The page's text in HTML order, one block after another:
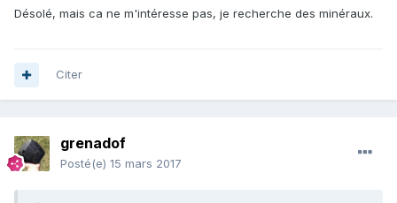
Désolé, mais ca ne m'intéresse pas, je recherche des minéraux.
Citer
grenadof
Posté(e) 15 mars 2017